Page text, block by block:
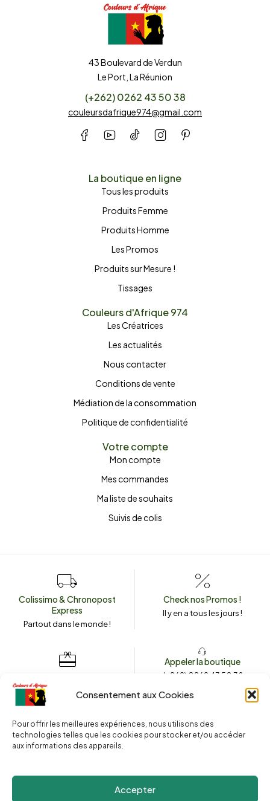
Consentement aux Cookies
Pour offrir les meilleures expériences, nous utilisons des
technologies telles que les cookies pour stocker et/ou accéder
aux informations des appareils.
Accepter
43 Boulevard de Verdun
Le Port, La Réunion
(+262) 0262 43 50 38
couleursdafrique974@gmail.com
La boutique en ligne
Tous les produits
Produits Femme
Produits Homme
Les Promos
Produits sur Mesure !
Tissages
Couleurs d'Afrique 974
Les Créatrices
Les actualités
Nous contacter
Conditions de vente
Médiation de la consommation
Politique de confidentialité
Votre compte
Mon compte
Mes commandes
Ma liste de souhaits
Suivis de colis
Colissimo & Chronopost
Express
Partout dans le monde !
Check nos Promos !
Il y en a tous les jours !
couleursdafrique974.com
Appeler la boutique
(+262) 0262 43 50 38
2025 © Copyright Couleurs d’Afrique 974. Tous droits réservés.